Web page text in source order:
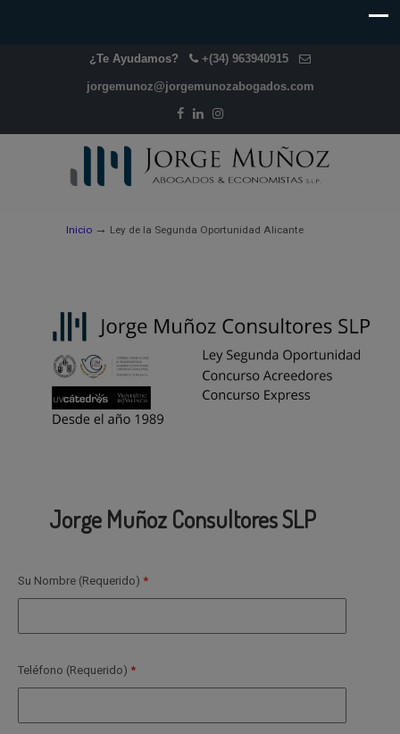
¿Te Ayudamos? +(34) 963940915
jorgemunoz@jorgemunozabogados.com
Inicio → Ley de la Segunda Oportunidad Alicante
Jorge Muñoz Consultores SLP
Su Nombre (Requerido)
Teléfono (Requerido)